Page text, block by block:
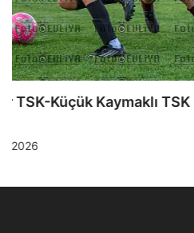
FUTBOL
Dumlupınar TSK-
28 Temmuz 2026